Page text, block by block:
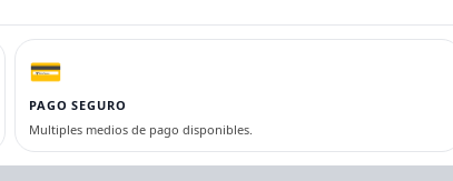
💳
PAGO SEGURO
Multiples medios de pago disponibles.